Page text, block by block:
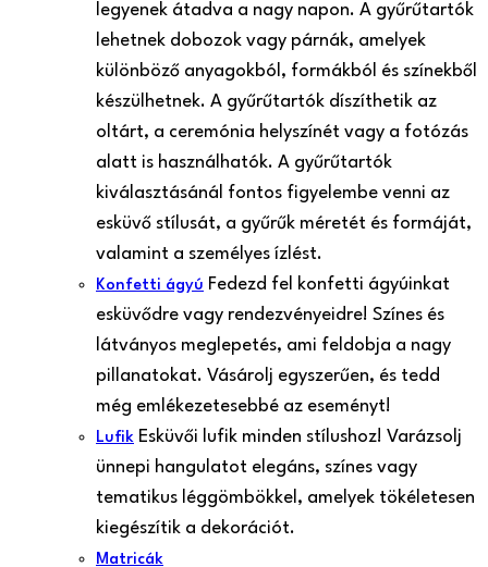
legyenek átadva a nagy napon. A gyűrűtartók
lehetnek dobozok vagy párnák, amelyek
különböző anyagokból, formákból és színekből
készülhetnek. A gyűrűtartók díszíthetik az
oltárt, a ceremónia helyszínét vagy a fotózás
alatt is használhatók. A gyűrűtartók
kiválasztásánál fontos figyelembe venni az
esküvő stílusát, a gyűrűk méretét és formáját,
valamint a személyes ízlést.
Konfetti ágyú Fedezd fel konfetti ágyúinkat
esküvődre vagy rendezvényeidre! Színes és
látványos meglepetés, ami feldobja a nagy
pillanatokat. Vásárolj egyszerűen, és tedd
még emlékezetesebbé az eseményt!
Lufik Esküvői lufik minden stílushoz! Varázsolj
ünnepi hangulatot elegáns, színes vagy
tematikus léggömbökkel, amelyek tökéletesen
kiegészítik a dekorációt.
Matricák